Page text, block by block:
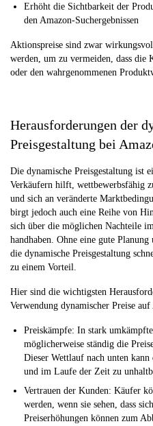
Erhöht die Sichtbarkeit der
den Amazon-Suchergebnissen
Aktionspreise sind zwar
werden, um zu vermeiden, dass die
oder den wahrgenommenen
Herausforderungen der
Preisgestaltung bei
Die dynamische Preisgestaltung ist
Verkäufern hilft, wettbewerbsfähig
und sich an veränderte
birgt jedoch auch eine Reihe von
sich über die möglichen Nachteile
handhaben. Ohne eine gute
die dynamische Preisgestaltung
zu einem Vorteil.
Hier sind die wichtigsten
Verwendung dynamischer Preise
Preiskämpfe: In stark
möglicherweise ständig die
Dieser Wettlauf nach unten kann
und im Laufe der Zeit zu
Vertrauen der Kunden: Käufer
werden, wenn sie sehen, dass
Preiserhöhungen können zum